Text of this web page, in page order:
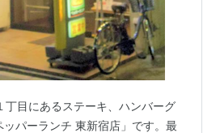
丁目にあるステーキ、ハンバーグ
パーランチ 東新宿店」です。最